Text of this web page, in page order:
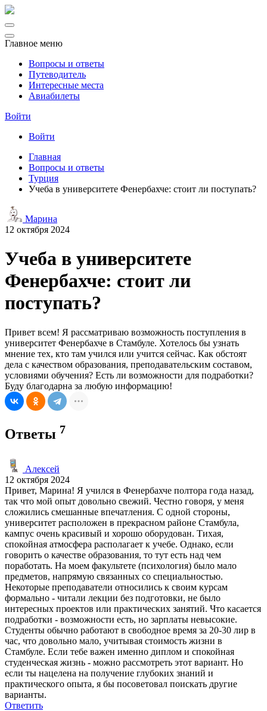
Главное меню
Вопросы и ответы
Путеводитель
Интересные места
Авиабилеты
Войти
Войти
Главная
Вопросы и ответы
Турция
Учеба в университете Фенербахче: стоит ли поступать?
Марина
12 октября 2024
Учеба в университете
Фенербахче: стоит ли
поступать?
Привет всем! Я рассматриваю возможность поступления в
университет Фенербахче в Стамбуле. Хотелось бы узнать
мнение тех, кто там учился или учится сейчас. Как обстоят
дела с качеством образования, преподавательским составом,
условиями обучения? Есть ли возможности для подработки?
Буду благодарна за любую информацию!
Ответы 7
Алексей
12 октября 2024
Привет, Марина! Я учился в Фенербахче полтора года назад,
так что мой опыт довольно свежий. Честно говоря, у меня
сложились смешанные впечатления. С одной стороны,
университет расположен в прекрасном районе Стамбула,
кампус очень красивый и хорошо оборудован. Тихая,
спокойная атмосфера располагает к учебе. Однако, если
говорить о качестве образования, то тут есть над чем
поработать. На моем факультете (психология) было мало
предметов, напрямую связанных со специальностью.
Некоторые преподаватели относились к своим курсам
формально - читали лекции без подготовки, не было
интересных проектов или практических занятий. Что касается
подработки - возможности есть, но зарплаты невысокие.
Студенты обычно работают в свободное время за 20-30 лир в
час, что довольно мало, учитывая стоимость жизни в
Стамбуле. Если тебе важен именно диплом и спокойная
студенческая жизнь - можно рассмотреть этот вариант. Но
если ты нацелена на получение глубоких знаний и
практического опыта, я бы посоветовал поискать другие
варианты.
Ответить